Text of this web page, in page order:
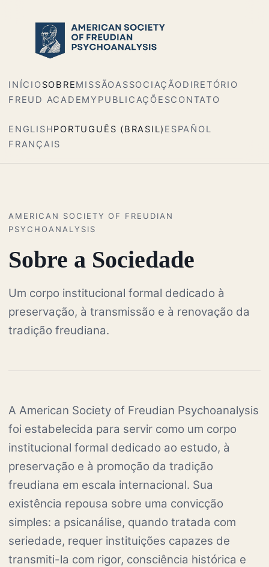
INÍCIOSOBREMISSÃOASSOCIAÇÃODIRETÓRIO
FREUD ACADEMY PUBLICAÇÕESCONTATO
ENGLISHPORTUGUÊS (BRASIL) ESPAÑOL
FRANÇAIS
AMERICAN SOCIETY OF FREUDIAN
PSYCHOANALYSIS
Sobre a Sociedade
Um corpo institucional formal dedicado à
preservação, à transmissão e à renovação da
tradição freudiana.
A American Society of Freudian Psychoanalysis
foi estabelecida para servir como um corpo
institucional formal dedicado ao estudo, à
preservação e à promoção da tradição
freudiana em escala internacional. Sua
existência repousa sobre uma convicção
simples: a psicanálise, quando tratada com
seriedade, requer instituições capazes de
transmiti-la com rigor, consciência histórica e